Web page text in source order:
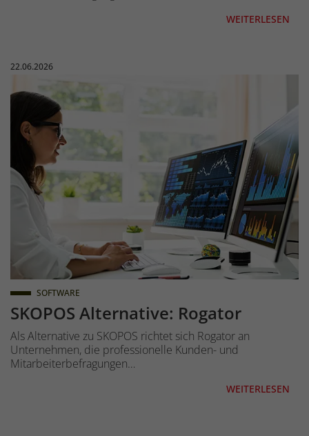
WEITERLESEN
Veröffentlicht am:
22.06.2026
SKOPOS Alternative: Rogator
SOFTWARE
Als Alternative zu SKOPOS richtet sich Rogator an
Unternehmen, die professionelle Kunden- und
Mitarbeiterbefragungen…
WEITERLESEN